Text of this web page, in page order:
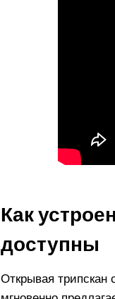
Как
доступны
Открывая трипскан